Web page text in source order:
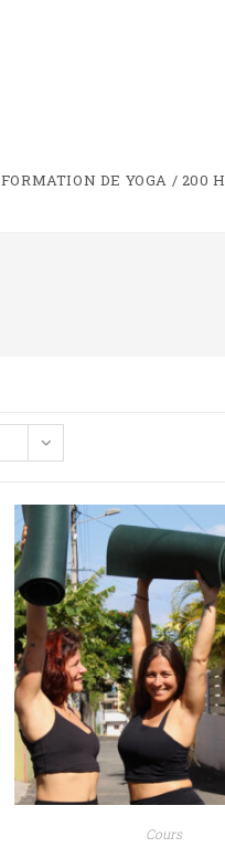
FORMATION DE YOGA / 200 H​
Cours